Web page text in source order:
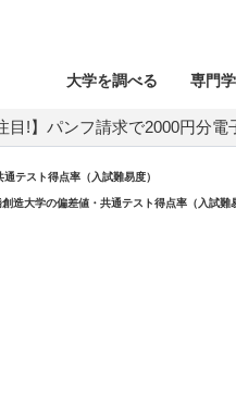
大学を調べる 専門
目!】パンフ請求で2000円分
テスト得点率（入試難易度）
創造大学の偏差値・共通テスト得点率（入試難